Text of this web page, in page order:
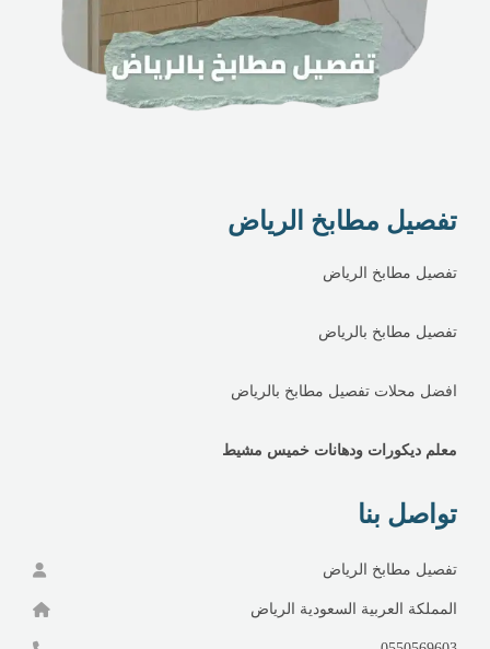
تفصيل مطابخ الرياض
تفصيل مطابخ الرياض
تفصيل مطابخ بالرياض
افضل محلات تفصيل مطابخ بالرياض
معلم ديكورات ودهانات خميس مشيط
تواصل بنا
تفصيل مطابخ الرياض
المملكة العربية السعودية الرياض